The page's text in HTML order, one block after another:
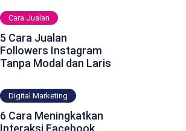
Cara Jualan
5 Cara Jualan
Followers Instagram
Tanpa Modal dan Laris
Digital Marketing
6 Cara Meningkatkan
Interaksi Facebook